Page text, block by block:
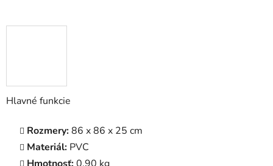
Hlavné funkcie
Rozmery:86 x 86 x 25 cm
Materiál: PVC